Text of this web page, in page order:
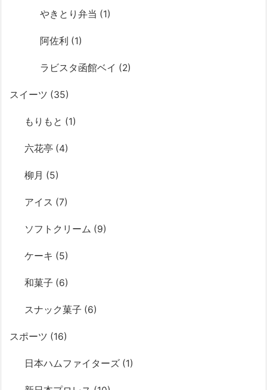
やきとり弁当 (1)
阿佐利 (1)
ラビスタ函館ベイ (2)
スイーツ (35)
もりもと (1)
六花亭 (4)
柳月 (5)
アイス (7)
ソフトクリーム (9)
ケーキ (5)
和菓子 (6)
スナック菓子 (6)
スポーツ (16)
日本ハムファイターズ (1)